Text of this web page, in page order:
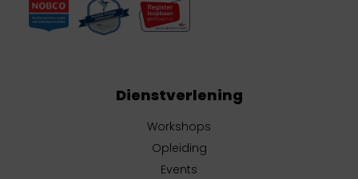
Dienstverlening
Workshops
Opleiding
Events